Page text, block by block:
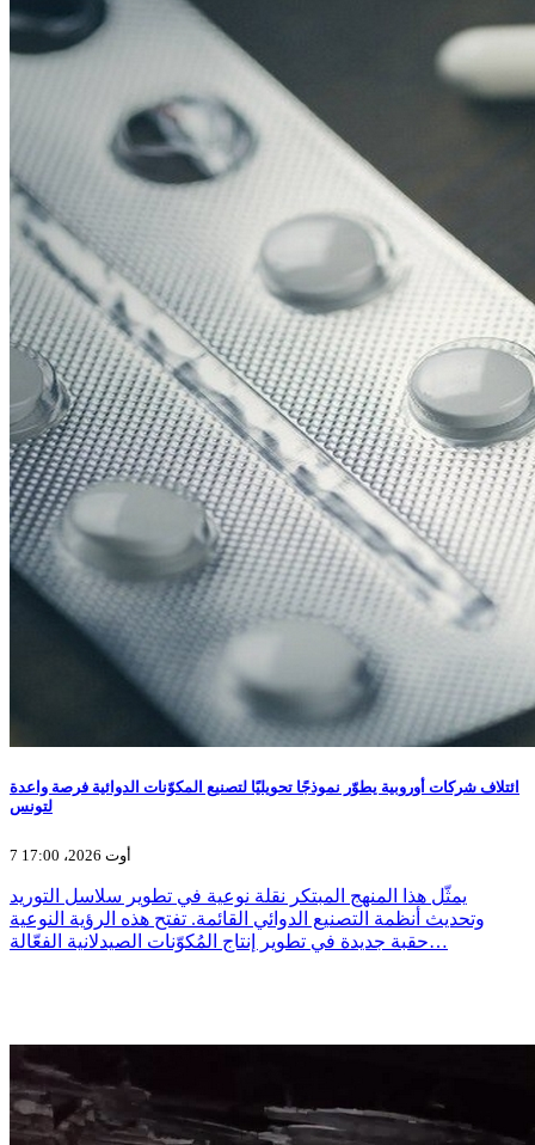
ائتلاف شركات أوروبية يطوّر نموذجًا تحويليًا لتصنيع المكوّنات الدوائية فرصة واعدة
لتونس
7 أوت 2026، 17:00
يمثّل هذا المنهج المبتكر نقلة نوعية في تطوير سلاسل التوريد
وتحديث أنظمة التصنيع الدوائي القائمة. تفتح هذه الرؤية النوعية
حقبة جديدة في تطوير إنتاج المُكوّنات الصيدلانية الفعّالة…